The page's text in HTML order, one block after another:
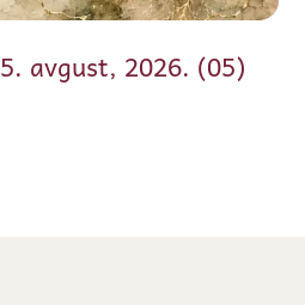
avgust, 2026. (05)